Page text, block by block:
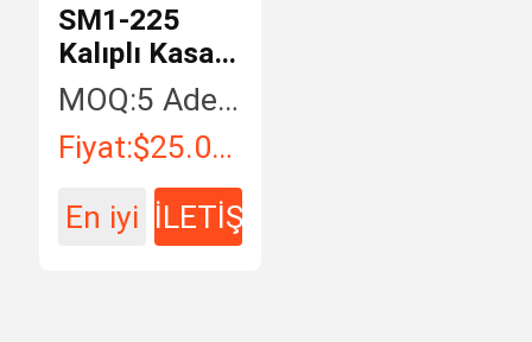
SM1-225
Kalıplı Kasa
ABS 160a 4
kutuplu AC
MCCB
MOQ:5 Adet / Adet
Fiyat:$25.00 - $50.00 / Piece
En iyi İLETİŞİM